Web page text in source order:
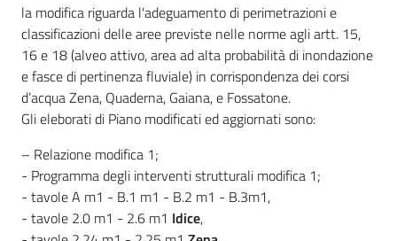
Piani Programmi
Progetti
la modifica riguarda l'adeguamento di perimetrazioni e
classificazioni delle aree previste nelle norme agli artt. 15,
16 e 18 (alveo attivo, area ad alta probabilità di inondazione
e fasce di pertinenza fluviale) in corrispondenza dei corsi
d’acqua Zena, Quaderna, Gaiana, e Fossatone.
Gli eleborati di Piano modificati ed aggiornati sono:
– Relazione modifica 1;
- Programma degli interventi strutturali modifica 1;
- tavole A m1 - B.1 m1 - B.2 m1 - B.3m1,
- tavole 2.0 m1 - 2.6 m1 Idice,